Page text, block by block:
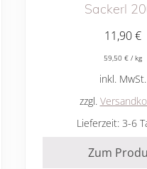
Sackerl
11,90€
59,50 € /kg
inkl. MwSt.
zzgl.
Lieferzeit: 3-6
Zum